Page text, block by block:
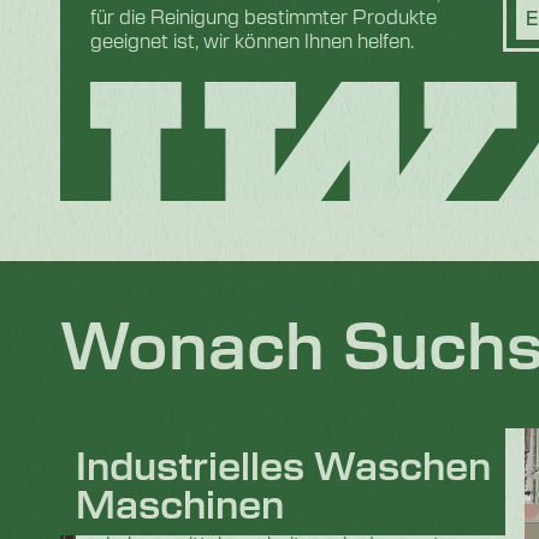
für die Reinigung bestimmter Produkte
geeignet ist, wir können Ihnen helfen.
Wonach
In den anspruchsvollen und stark
regulierten Industriesektoren, insbesondere
in Bereichen wie der
Industrielles Waschen
Maschinen